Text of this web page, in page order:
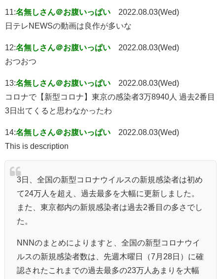
11:名無しさん＠お腹いっぱい
2022.08.03(Wed)
日テレNEWSの動画は良作が多いな
12:名無しさん＠お腹いっぱい
2022.08.03(Wed)
おつおつ
13:名無しさん＠お腹いっぱい
2022.08.03(Wed)
コロナで【新型コロナ】東京の感染者3万8940人 過去2番目
3日出てくると思わなかったわ
14:名無しさん＠お腹いっぱい
2022.08.03(Wed)
This is description
3日、全国の新型コロナウイルスの新規感染者は初め
て24万人を超え、過去最多を大幅に更新しました。
また、東京都内の新規感染者は過去2番目の多さでし
た。
NNNのまとめによりますと、全国の新型コロナウイ
ルスの新規感染者数は、先週木曜日（7月28日）に確
認されたこれまでの過去最多の23万人あまりを大幅